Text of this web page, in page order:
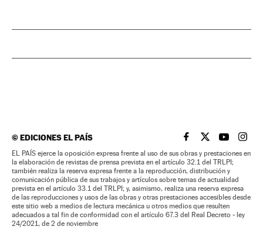
©EDICIONES EL PAÍS EL PAÍS BRASIL EN
EL PAÍSEL PAÍS
EL
EL PAÍS ejerce la oposición expresa frente al uso de sus obras y prestaciones en
la elaboración de revistas de prensa prevista en el artículo 32.1 del TRLPI;
también realiza la reserva expresa frente a la reproducción, distribución y
comunicación pública de sus trabajos y artículos sobre temas de actualidad
prevista en el artículo 33.1 del TRLPI; y, asimismo, realiza una reserva expresa
de las reproducciones y usos de las obras y otras prestaciones accesibles desde
este sitio web a medios de lectura mecánica u otros medios que resulten
adecuados a tal fin de conformidad con el artículo 67.3 del Real Decreto - ley
24/2021, de 2 de noviembre